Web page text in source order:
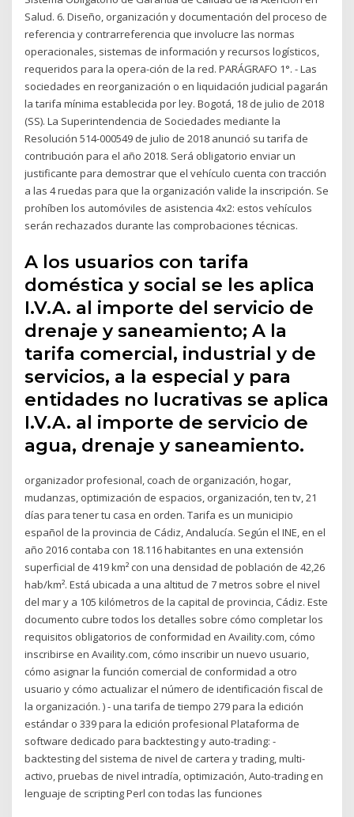
Salud. 6. Diseño, organización y documentación del proceso de
referencia y contrarreferencia que involucre las normas
operacionales, sistemas de información y recursos logísticos,
requeridos para la opera-ción de la red. PARÁGRAFO 1°. - Las
sociedades en reorganización o en liquidación judicial pagarán
la tarifa mínima establecida por ley. Bogotá, 18 de julio de 2018
(SS). La Superintendencia de Sociedades mediante la
Resolución 514-000549 de julio de 2018 anunció su tarifa de
contribución para el año 2018. Será obligatorio enviar un
justificante para demostrar que el vehículo cuenta con tracción
a las 4 ruedas para que la organización valide la inscripción. Se
prohíben los automóviles de asistencia 4x2: estos vehículos
serán rechazados durante las comprobaciones técnicas.
A los usuarios con tarifa
doméstica y social se les aplica
I.V.A. al importe del servicio de
drenaje y saneamiento; A la
tarifa comercial, industrial y de
servicios, a la especial y para
entidades no lucrativas se aplica
I.V.A. al importe de servicio de
agua, drenaje y saneamiento.
organizador profesional, coach de organización, hogar,
mudanzas, optimización de espacios, organización, ten tv, 21
días para tener tu casa en orden. Tarifa es un municipio
español de la provincia de Cádiz, Andalucía. Según el INE, en el
año 2016 contaba con 18.116 habitantes en una extensión
superficial de 419 km² con una densidad de población de 42,26
hab/km². Está ubicada a una altitud de 7 metros sobre el nivel
del mar y a 105 kilómetros de la capital de provincia, Cádiz. Este
documento cubre todos los detalles sobre cómo completar los
requisitos obligatorios de conformidad en Availity.com, cómo
inscribirse en Availity.com, cómo inscribir un nuevo usuario,
cómo asignar la función comercial de conformidad a otro
usuario y cómo actualizar el número de identificación fiscal de
la organización. ) - una tarifa de tiempo 279 para la edición
estándar o 339 para la edición profesional Plataforma de
software dedicado para backtesting y auto-trading: -
backtesting del sistema de nivel de cartera y trading, multi-
activo, pruebas de nivel intradía, optimización, Auto-trading en
lenguaje de scripting Perl con todas las funciones